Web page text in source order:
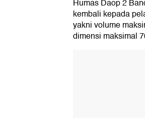
Humas Daop 2
kembali kepada
yakni volume
dimensi maksimal